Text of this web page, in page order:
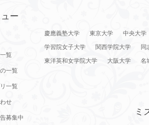
ー
覧
一覧
一覧
せ
募集中
慶應義塾大学 東京大学 中央大学
学習院女子大学
関西学院大学 同
東洋英和女学院大学
大阪大学 名
ミ